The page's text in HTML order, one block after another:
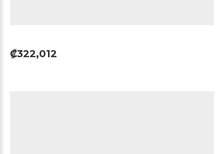
₡322,012